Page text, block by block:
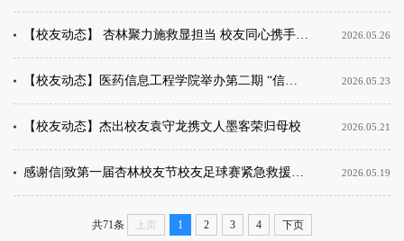
【校友动态】 杏林聚力施救显担当 校友同心携手渡险情 2026.05.26
【校友动态】医药信息工程学院举办第二期 “信火相传·工造未来”校友沙龙 2026.05.23
【校友动态】杰出校友袁守龙携文人墨客荣归母校 2026.05.21
感谢信|致第一届杏林校友节校友足球赛紧急救援全体校友及工作人员的感谢信 2026.05.19
共71条 上页 1 2 3 4 下页